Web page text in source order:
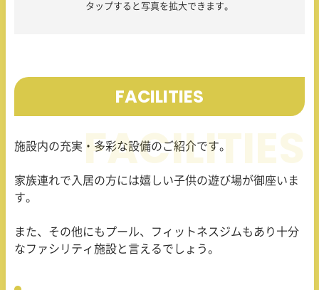
タップすると写真を拡大できます。
FACILITIES
施設内の充実・多彩な設備のご紹介です。
家族連れで入居の方には嬉しい子供の遊び場が御座いま
す。
また、その他にもプール、フィットネスジムもあり十分
なファシリティ施設と言えるでしょう。